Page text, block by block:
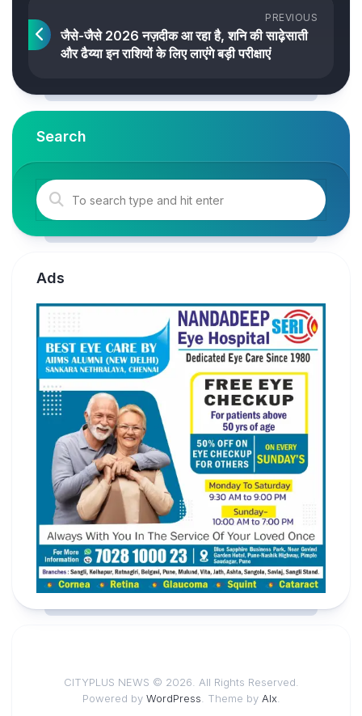
PREVIOUS
जैसे-जैसे 2026 नज़दीक आ रहा है, शनि की साढ़ेसाती
और ढैय्या इन राशियों के लिए लाएंगे बड़ी परीक्षाएं
Search
Ads
CITYPLUS NEWS © 2026. All Rights Reserved.
Powered by WordPress . Theme by Alx